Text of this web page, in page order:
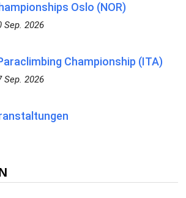
Oslo (NOR)
Sep. 2026
Championship (ITA)
Sep. 2026